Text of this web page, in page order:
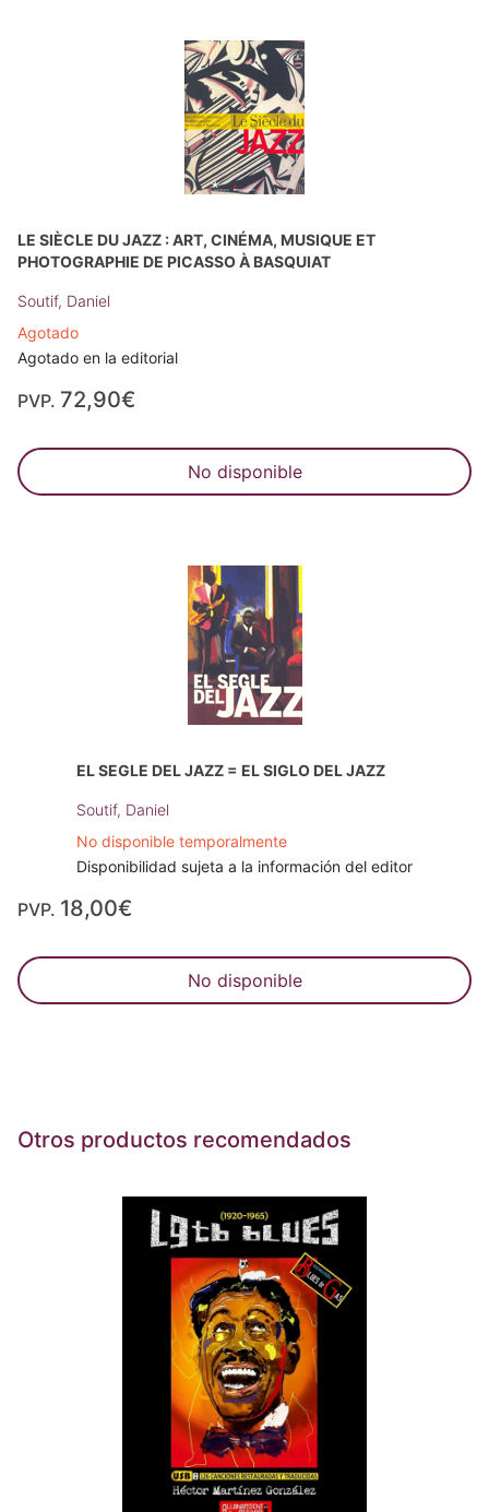
LE SIÈCLE DU JAZZ : ART, CINÉMA, MUSIQUE ET
PHOTOGRAPHIE DE PICASSO À BASQUIAT
Soutif, Daniel
Agotado
Agotado en la editorial
PVP. 72,90€
No disponible
EL SEGLE DEL JAZZ = EL SIGLO DEL JAZZ
Soutif, Daniel
No disponible temporalmente
Disponibilidad sujeta a la información del editor
PVP. 18,00€
No disponible
Otros productos recomendados